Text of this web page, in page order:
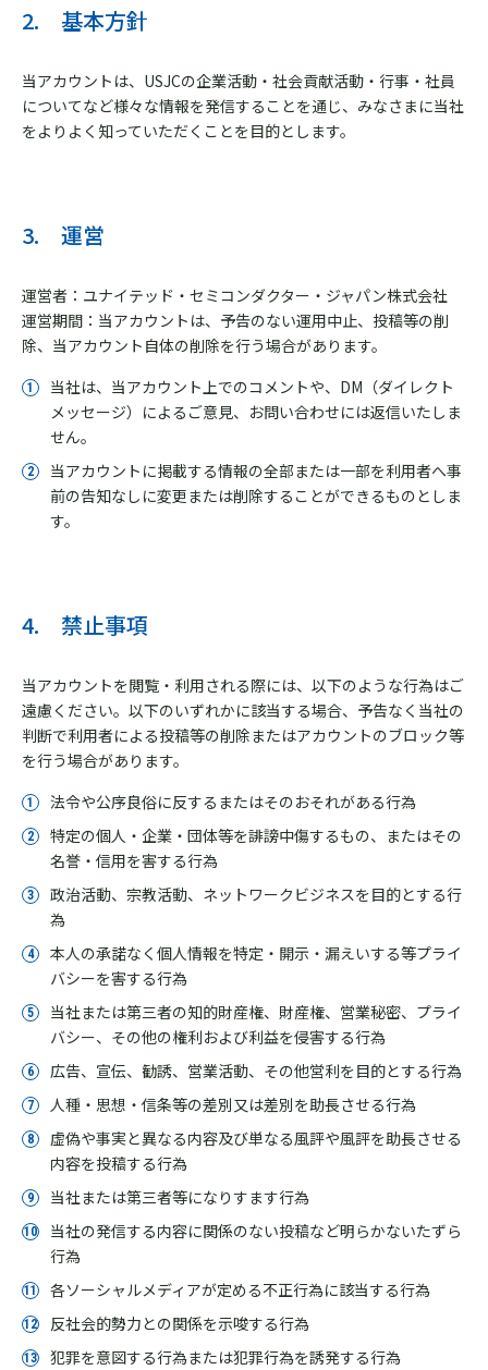
2. 基本方針
当アカウントは、USJCの企業活動・社会貢献活動・行事・社員
についてなど様々な情報を発信することを通じ、みなさまに当社
をよりよく知っていただくことを目的とします。
3. 運営
運営者：ユナイテッド・セミコンダクター・ジャパン株式会社
運営期間：当アカウントは、予告のない運用中止、投稿等の削
除、当アカウント自体の削除を行う場合があります。
当社は、当アカウント上でのコメントや、DM（ダイレクト
メッセージ）によるご意見、お問い合わせには返信いたしま
せん。
当アカウントに掲載する情報の全部または一部を利用者へ事
前の告知なしに変更または削除することができるものとしま
す。
4. 禁止事項
当アカウントを閲覧・利用される際には、以下のような行為はご
遠慮ください。以下のいずれかに該当する場合、予告なく当社の
判断で利用者による投稿等の削除またはアカウントのブロック等
を行う場合があります。
法令や公序良俗に反するまたはそのおそれがある行為
特定の個人・企業・団体等を誹謗中傷するもの、またはその
名誉・信用を害する行為
政治活動、宗教活動、ネットワークビジネスを目的とする行
為
本人の承諾なく個人情報を特定・開示・漏えいする等プライ
バシーを害する行為
当社または第三者の知的財産権、財産権、営業秘密、プライ
バシー、その他の権利および利益を侵害する行為
広告、宣伝、勧誘、営業活動、その他営利を目的とする行為
人種・思想・信条等の差別又は差別を助長させる行為
虚偽や事実と異なる内容及び単なる風評や風評を助長させる
内容を投稿する行為
当社または第三者等になりすます行為
当社の発信する内容に関係のない投稿など明らかないたずら
行為
各ソーシャルメディアが定める不正行為に該当する行為
反社会的勢力との関係を示唆する行為
犯罪を意図する行為または犯罪行為を誘発する行為